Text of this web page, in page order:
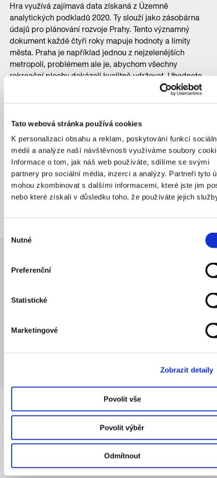
Tato webová stránka používá cookies
K personalizaci obsahu a reklam, poskytování funkcí
médií a analýze naší návštěvnosti využíváme soubory
Informace o tom, jak náš web používáte, sdílíme se svými
partnery pro sociální média, inzerci a analýzy. Partneři tyto
mohou zkombinovat s dalšími informacemi, které jste jim
nebo které získali v důsledku toho, že používáte jejich
souhlasu
Nutné
Preferenční
Statistické
Marketingové
Zobrazit detaily
Povolit vše
Povolit výběr
Odmítnout
Hra využívá zajímavá data získaná z Územně
analytických podkladů 2020. Ty slouží jako zásobárna
údajů pro plánování rozvoje Prahy. Tento významný
dokument každé čtyři roky mapuje hodnoty a limity
města. Praha je například jednou z nejzelenějších
metropolí, problémem ale je, abychom všechny
rekreační plochy dokázali kvalitně udržovat. Uhodnete,
kolik odborníci v Praze vytipovali městských džunglí?
abyste se poohlédli po záhonu v komunitní zahradě. I ty
totiž pomáhají lepšímu klimatu v metropoli. Kdo dojde
až nakonec, může si v CAMPu vyzvednout odměnu
a strávit zde zbytek dne stejně jako dva naši hrdinové.
Všechna zastavení vám zaberou 60 až 90 minut. Trasu
můžete projít se skupinou kamarádů, s rodiči či
sourozenci. Pátrací hru zvládne každý od 12 do 99 let.